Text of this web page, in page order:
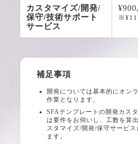
カスタマイズ/開発/
保守/技術サポート
サービス
補足事項
開発については基本的にオン
作業となります。
SFAテンプレートの開発カス
は要件をお伺いし、工数を算
スタマイズ/開発/保守サービス
ます。